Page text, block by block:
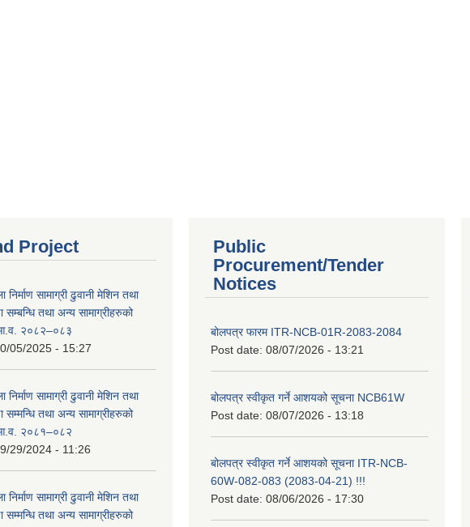
Project
निर्माण सामाग्री ढुवानी मेशिन तथा
तथा अन्य सामाग्रीहरुको
२०८२–०८३
05/2025 - 15:27
निर्माण सामाग्री ढुवानी मेशिन तथा
तथा अन्य सामाग्रीहरुको
२०८१–०८२
29/2024 - 11:26
निर्माण सामाग्री ढुवानी मेशिन तथा
तथा अन्य सामाग्रीहरुको
Public
Procurement/Tender
Notices
बोलपत्र फारम ITR-NCB-01R-2083-2084
Post date: 08/07/2026 - 13:21
बोलपत्र स्वीकृत गर्ने आशयको सूचना NCB61W
Post date: 08/07/2026 - 13:18
बोलपत्र स्वीकृत गर्ने आशयको सूचना ITR-NCB-
60W-082-083 (2083-04-21) !!!
Post date: 08/06/2026 - 17:30